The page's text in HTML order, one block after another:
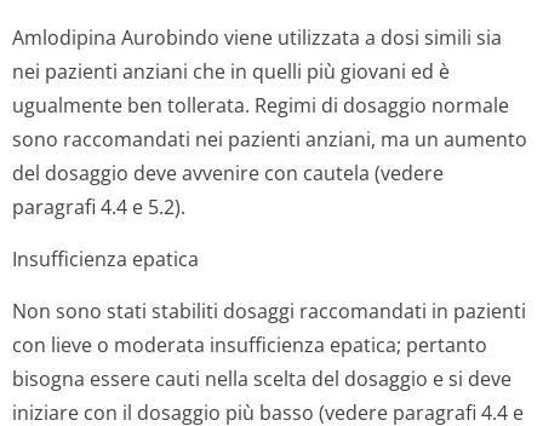
Amlodipina Aurobindo viene utilizzata a dosi simili sia
nei pazienti anziani che in quelli più giovani ed è
ugualmente ben tollerata. Regimi di dosaggio normale
sono raccomandati nei pazienti anziani, ma un aumento
del dosaggio deve avvenire con cautela (vedere
paragrafi 4.4 e 5.2).
Insufficienza epatica
Non sono stati stabiliti dosaggi raccomandati in pazienti
con lieve o moderata insufficienza epatica; pertanto
bisogna essere cauti nella scelta del dosaggio e si deve
iniziare con il dosaggio più basso (vedere paragrafi 4.4 e